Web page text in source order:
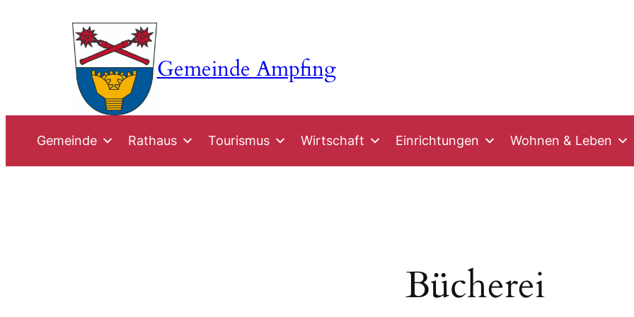
Gemeinde Ampfing
Gemeinde Rathaus Tourismus Wirtschaft Einrichtungen Wohnen & Leben
Bücherei